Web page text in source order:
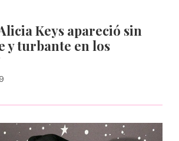
Keys apareció sin
y turbante en los